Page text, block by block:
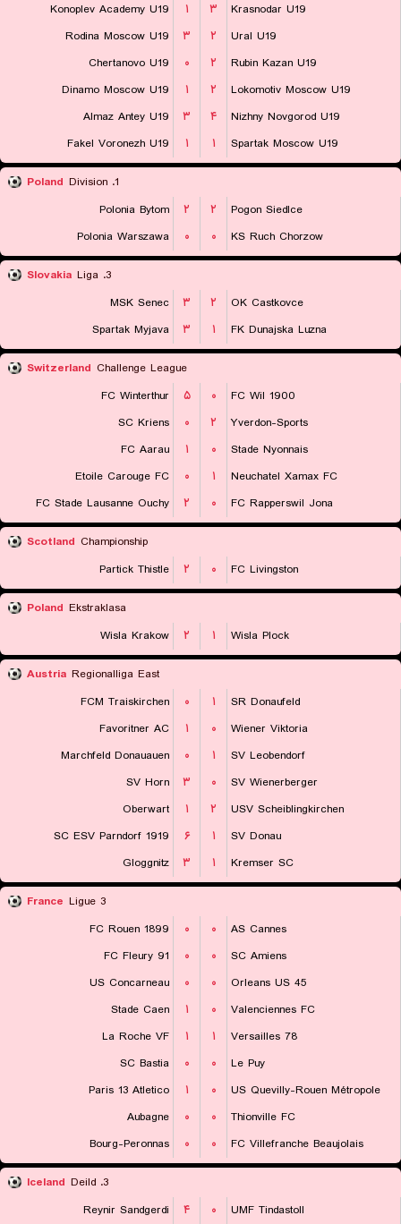
Konoplev Academy U19 ۱ ۳
Krasnodar U19
Rodina Moscow U19
۳ ۲
Ural U19
Chertanovo U19
۰ ۲
Rubin Kazan U19
Dinamo Moscow U19
۱ ۲
Lokomotiv Moscow U19
Almaz Antey U19
۳ ۴
Nizhny Novgorod U19
Fakel Voronezh U19
۱ ۱ Spartak Moscow U19
Poland
1. Division
Polonia Bytom
۲ ۲
Pogon Siedlce
Polonia Warszawa
۰ ۰ KS Ruch Chorzow
Slovakia
3. Liga
MSK Senec
۳ ۲
OK Castkovce
Spartak Myjava
۳ ۱ FK Dunajska Luzna
Switzerland Challenge League
FC Winterthur
۵ ۰
FC Wil 1900
SC Kriens
۰ ۲
Yverdon-Sports
FC Aarau
۱ ۰
Stade Nyonnais
Etoile Carouge FC
۰ ۱
Neuchatel Xamax FC
FC Stade Lausanne Ouchy
۲ ۰ FC Rapperswil Jona
Scotland Championship
Partick Thistle
۲ ۰ FC Livingston
Poland Ekstraklasa
Wisla Krakow
۲ ۱ Wisla Plock
Austria Regionalliga East
FCM Traiskirchen
۰ ۱
SR Donaufeld
Favoritner AC
۱ ۰
Wiener Viktoria
Marchfeld Donauauen
۰ ۱
SV Leobendorf
SV Horn
۳ ۰
SV Wienerberger
Oberwart
۱ ۲
USV Scheiblingkirchen
SC ESV Parndorf 1919
۶ ۱
SV Donau
Gloggnitz
۳ ۱ Kremser SC
France Ligue 3
FC Rouen 1899
۰ ۰
AS Cannes
FC Fleury 91
۰ ۰
SC Amiens
US Concarneau
۰ ۰
Orleans US 45
Stade Caen
۱ ۰
Valenciennes FC
La Roche VF
۱ ۱
Versailles 78
SC Bastia
۰ ۰
Le Puy
Paris 13 Atletico
۱ ۰
US Quevilly-Rouen Métropole
Aubagne
۰ ۰
Thionville FC
Bourg-Peronnas
۰ ۰ FC Villefranche Beaujolais
Iceland
3. Deild
Reynir Sandgerdi
۴ ۰ UMF Tindastoll